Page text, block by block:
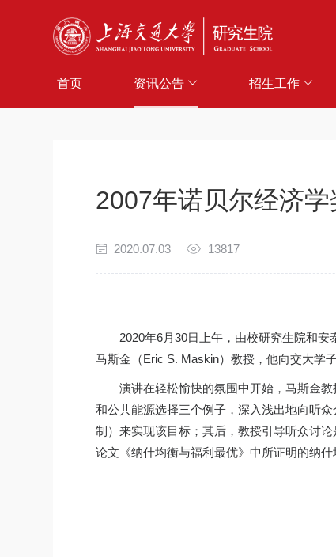
首页 资讯公告 招生工作
2007年诺贝尔经济
2020.07.03 13817
2020年6月30日上午，由校研究生院和
马斯金（Eric S. Maskin）教授，他向交大学
演讲在轻松愉快的氛围中开始，马斯金
和公共能源选择三个例子，深入浅出地向听
制）来实现该目标；其后，教授引导听众讨
论文《纳什均衡与福利最优》中所证明的纳